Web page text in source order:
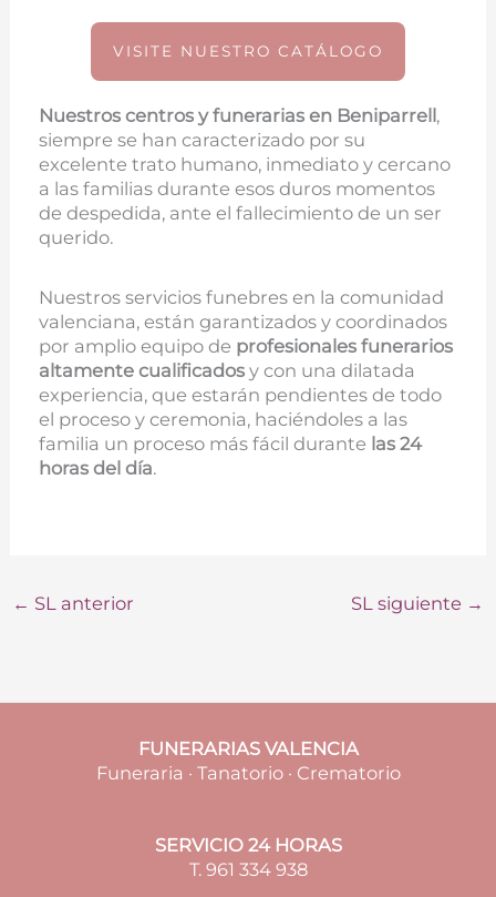
VISITE NUESTRO CATÁLOGO
Nuestros centros y funerarias en Beniparrell,
siempre se han caracterizado por su
excelente trato humano, inmediato y cercano
a las familias durante esos duros momentos
de despedida, ante el fallecimiento de un ser
querido.
Nuestros servicios funebres en la comunidad
valenciana, están garantizados y coordinados
por amplio equipo de profesionales funerarios
altamente cualificados y con una dilatada
experiencia, que estarán pendientes de todo
el proceso y ceremonia, haciéndoles a las
familia un proceso más fácil durante las 24
horas del día.
← SL anterior SL siguiente →
FUNERARIAS VALENCIA
Funeraria · Tanatorio · Crematorio
SERVICIO 24 HORAS
T. 961 334 938